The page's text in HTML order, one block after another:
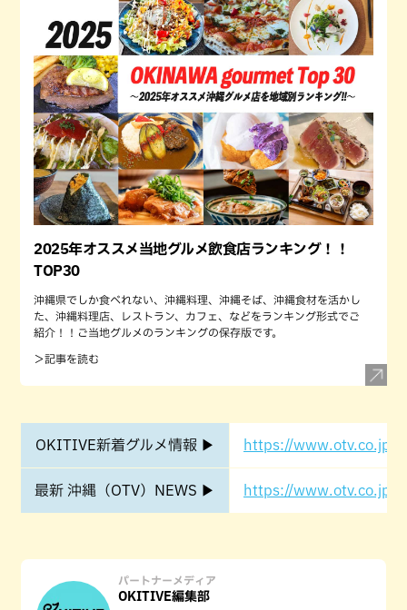
2025年オススメ当地グルメ飲食店ランキング！！
TOP30
沖縄県でしか食べれない、沖縄料理、沖縄そば、沖縄食材を活かし
た、沖縄料理店、レストラン、カフェ、などをランキング形式でご
紹介！！ご当地グルメのランキングの保存版です。
＞記事を読む
OKITIVE新着グルメ情報 ▶ https://www.otv.co.jp/
最新 沖縄（OTV）NEWS ▶ https://www.otv.co.jp/
パートナーメディア
OKITIVE編集部